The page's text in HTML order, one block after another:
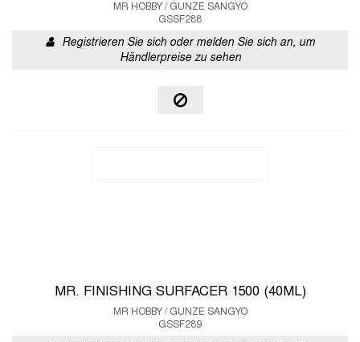
MR HOBBY / GUNZE SANGYO
GSSF288
Registrieren Sie sich oder melden Sie sich an, um
Händlerpreise zu sehen
MR. FINISHING SURFACER 1500 (40ML)
MR HOBBY / GUNZE SANGYO
GSSF289